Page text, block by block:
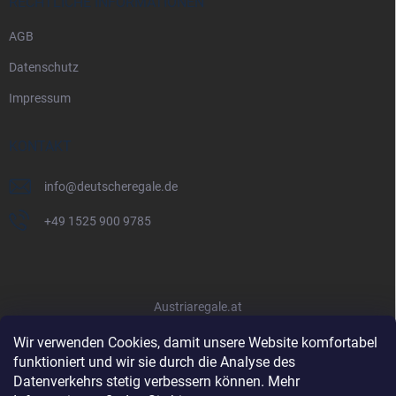
Wir verwenden Cookies, damit unsere Website komfortabel
funktioniert und wir sie durch die Analyse des
Datenverkehrs stetig verbessern können. Mehr
AGB
Datenschutz
Impressum
KONTAKT
info@deutscheregale.de
+49 1525 900 9785
Austriaregale.at